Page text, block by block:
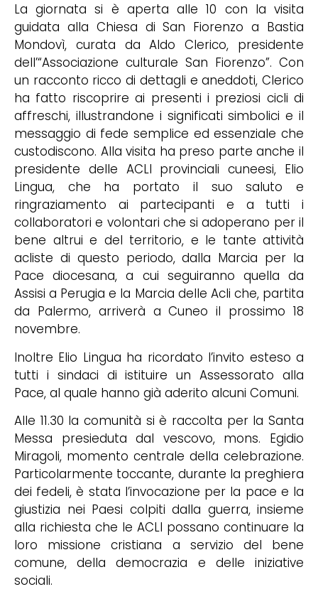
La giornata si è aperta alle 10 con la visita
guidata alla Chiesa di San Fiorenzo a Bastia
Mondovì, curata da Aldo Clerico, presidente
dell’“Associazione culturale San Fiorenzo”. Con
un racconto ricco di dettagli e aneddoti, Clerico
ha fatto riscoprire ai presenti i preziosi cicli di
affreschi, illustrandone i significati simbolici e il
messaggio di fede semplice ed essenziale che
custodiscono. Alla visita ha preso parte anche il
presidente delle ACLI provinciali cuneesi, Elio
Lingua, che ha portato il suo saluto e
ringraziamento ai partecipanti e a tutti i
collaboratori e volontari che si adoperano per il
bene altrui e del territorio, e le tante attività
acliste di questo periodo, dalla Marcia per la
Pace diocesana, a cui seguiranno quella da
Assisi a Perugia e la Marcia delle Acli che, partita
da Palermo, arriverà a Cuneo il prossimo 18
novembre.
Inoltre Elio Lingua ha ricordato l’invito esteso a
tutti i sindaci di istituire un Assessorato alla
Pace, al quale hanno già aderito alcuni Comuni.
Alle 11.30 la comunità si è raccolta per la Santa
Messa presieduta dal vescovo, mons. Egidio
Miragoli, momento centrale della celebrazione.
Particolarmente toccante, durante la preghiera
dei fedeli, è stata l’invocazione per la pace e la
giustizia nei Paesi colpiti dalla guerra, insieme
alla richiesta che le ACLI possano continuare la
loro missione cristiana a servizio del bene
comune, della democrazia e delle iniziative
sociali.